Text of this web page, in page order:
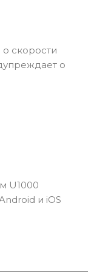
скорости
о
U1000
и iOS